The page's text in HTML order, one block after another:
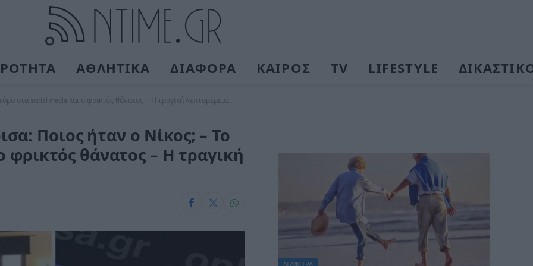
ΑΘΛΗΤΙΚΑ ΔΙΑΦΟΡΑ ΚΑΙΡΟΣ TV LIFESTYLE
στα social media και ο φρικτός θάνατος – Η τραγική λεπτομέρεια…
Ποιος ήταν ο Νίκος; – Το
θάνατος – Η τραγική